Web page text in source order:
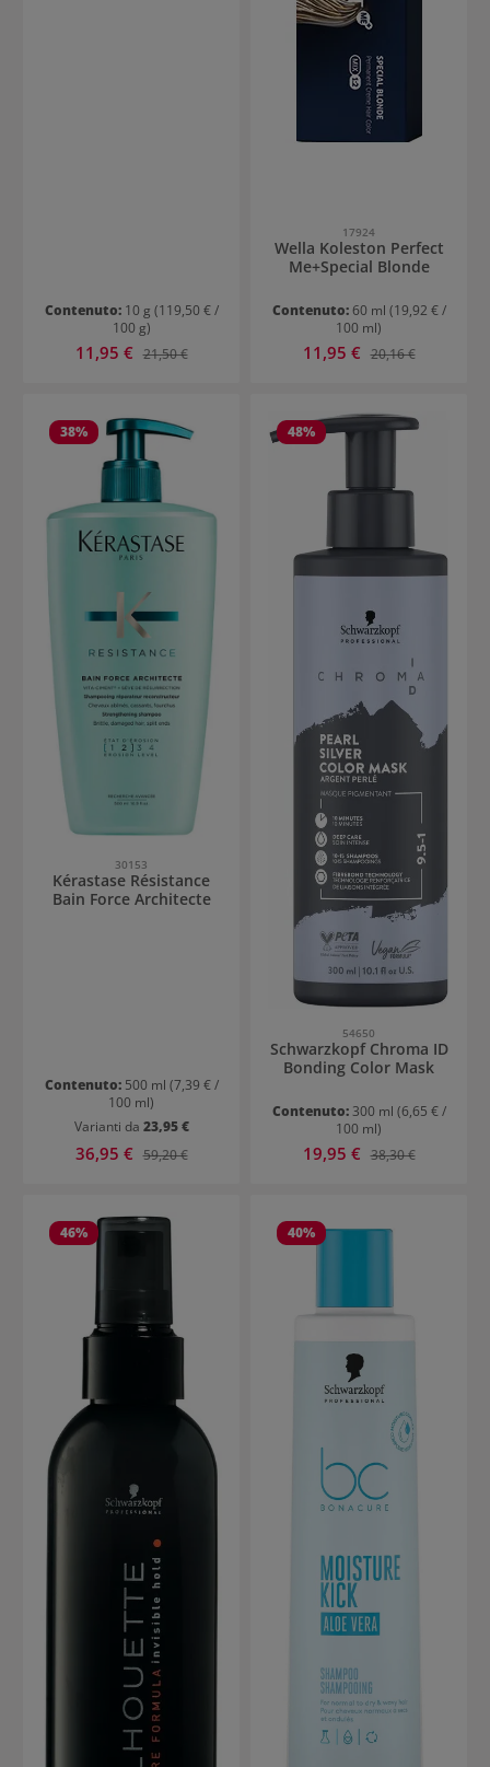
Contenuto: 10 g (119,50 € /
100 g)
Prezzo di vendita:
11,95 € Prezzo normale:
21,50 €
17924
Wella Koleston Perfect
Me+Special Blonde
Contenuto: 60 ml (19,92 € /
100 ml)
Prezzo di vendita:
11,95 € Prezzo normale:
20,16 €
38%
30153
Kérastase Résistance
Bain Force Architecte
Contenuto: 500 ml (7,39 € /
100 ml)
Varianti da 23,95 €
Prezzo di vendita:
36,95 € Prezzo normale:
59,20 €
48%
54650
Schwarzkopf Chroma ID
Bonding Color Mask
Contenuto: 300 ml (6,65 € /
100 ml)
Prezzo di vendita:
19,95 € Prezzo normale:
38,30 €
46% 40%